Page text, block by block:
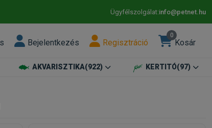
Ügyfélszolgálat:info@petnet.hu
Bejelentkezés Regisztráció
0
Kosár
AKVARISZTIKA(922) KERTITÓ(97)